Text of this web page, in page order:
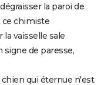
la paroi de
ce chimiste
la vaisselle sale
signe de paresse,
chien qui éternue n'est